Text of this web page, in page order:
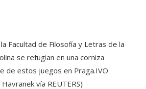
Facultad de Filosofía y Letras de la
se refugian en una corniza
de estos juegos en Praga.IVO
vía REUTERS)